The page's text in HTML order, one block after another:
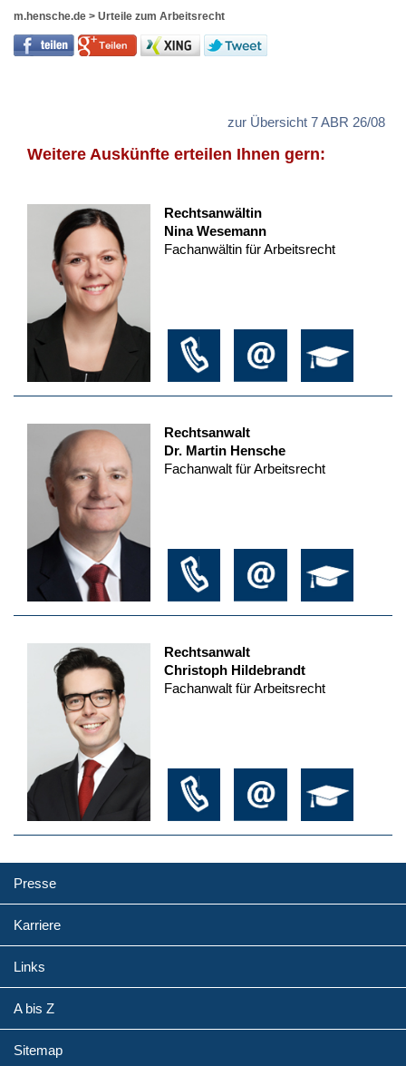
m.hensche.de > Urteile zum Arbeitsrecht
zur Übersicht 7 ABR 26/08
Weitere Auskünfte erteilen Ihnen gern:
Rechtsanwältin
Nina Wesemann
Fachanwältin für Arbeitsrecht
Rechtsanwalt
Dr. Martin Hensche
Fachanwalt für Arbeitsrecht
Rechtsanwalt
Christoph Hildebrandt
Fachanwalt für Arbeitsrecht
Presse
Karriere
Links
A bis Z
Sitemap